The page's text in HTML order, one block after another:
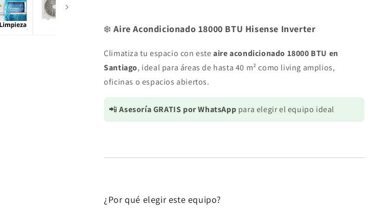
❄️Aire Acondicionado 18000 BTU Hisense Inverter
Climatiza tu espacio con esteaire acondicionado 18000 BTU en
Santiago, ideal para áreas de hasta 40 m² como living amplios,
oficinas o espacios abiertos.
📲Asesoría GRATIS por WhatsApp para elegir el equipo ideal
¿Por qué elegir este equipo?